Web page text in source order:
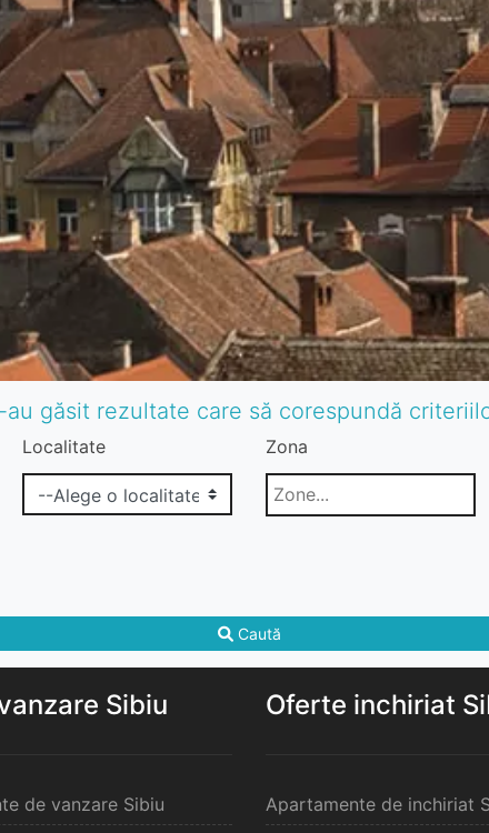
găsit rezultate care să corespundă
Localitate Zona
Caută
Sibiu
de vanzare Sibiu
Oferte inchiriat
Apartamente de inchiriat